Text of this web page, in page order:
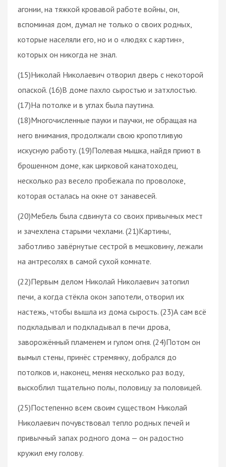
агонии, на тяжкой кровавой работе войны, он,
вспоминая дом, думал не только о своих родных,
которые населяли его, но и о «людях с картин»,
которых он никогда не знал.
(15)Николай Николаевич отворил дверь с некоторой
опаской. (16)В доме пахло сыростью и затхлостью.
(17)На потолке и в углах была паутина.
(18)Многочисленные пауки и паучки, не обращая на
него внимания, продолжали свою кропотливую
искусную работу. (19)Полевая мышка, найдя приют в
брошенном доме, как цирковой канатоходец,
несколько раз весело пробежала по проволоке,
которая осталась на окне от занавесей.
(20)Мебель была сдвинута со своих привычных мест
и зачехлена старыми чехлами. (21)Картины,
заботливо завёрнутые сестрой в мешковину, лежали
на антресолях в самой сухой комнате.
(22)Первым делом Николай Николаевич затопил
печи, а когда стёкла окон запотели, отворил их
настежь, чтобы вышла из дома сырость. (23)А сам всё
подкладывал и подкладывал в печи дрова,
заворожённый пламенем и гулом огня. (24)Потом он
вымыл стены, принёс стремянку, добрался до
потолков и, наконец, меняя несколько раз воду,
выскоблил тщательно полы, половицу за половицей.
(25)Постепенно всем своим существом Николай
Николаевич почувствовал тепло родных печей и
привычный запах родного дома — он радостно
кружил ему голову.